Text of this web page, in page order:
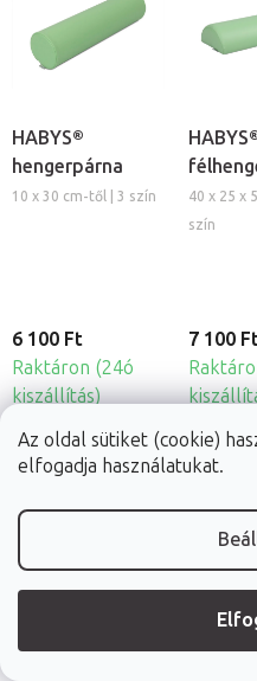
Az oldal sütiket (cookie)
elfogadja használatukat.
HABYS®
hengerpárna
10 x 30 cm-től | 3 szín
6 100 Ft
Raktáron (24ó
kiszállítás)
RÉSZLET
40 x 25 x
szín
7 100